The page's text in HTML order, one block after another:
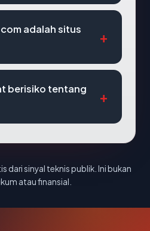
adalah situs
berisiko tentang
dari sinyal teknis publik. Ini bukan
atau finansial.